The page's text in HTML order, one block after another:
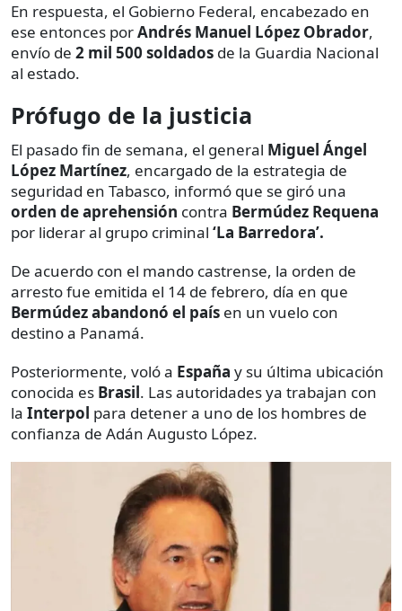
En respuesta, el Gobierno Federal, encabezado en
ese entonces porAndrés Manuel López Obrador,
envío de 2 mil 500 soldados de la Guardia Nacional
al estado.
Prófugo de la justicia
El pasado fin de semana, el general Miguel Ángel
López Martínez, encargado de la estrategia de
seguridad en Tabasco, informó que se giró una
orden de aprehensión contra Bermúdez Requena
por liderar al grupo criminal ‘La Barredora’.
De acuerdo con el mando castrense, la orden de
arresto fue emitida el 14 de febrero, día en que
Bermúdez abandonó el país en un vuelo con
destino a Panamá.
Posteriormente, voló a España y su última ubicación
conocida es Brasil. Las autoridades ya trabajan con
la Interpol para detener a uno de los hombres de
confianza de Adán Augusto López.